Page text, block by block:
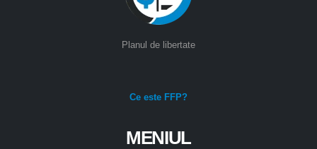
Planul de libertate
Ce este FFP?
MENIUL